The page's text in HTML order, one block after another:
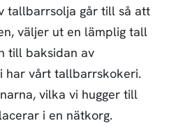
tallbarrsolja går till så att
väljer ut en lämplig tall
till baksidan av
har vårt tallbarrskokeri.
vilka vi hugger till
i en nätkorg.